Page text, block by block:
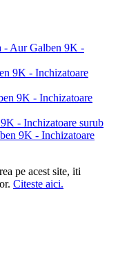
- Aur Galben 9K -
9K - Inchizatoare
9K - Inchizatoare
- Inchizatoare surub
9K - Inchizatoare
pe acest site, iti
Citeste aici.